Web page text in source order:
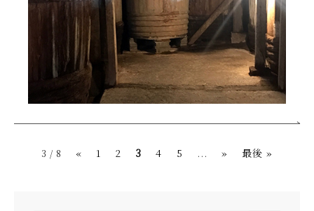
3 / 8 « 1 2 3 4 5 ... » 最後 »